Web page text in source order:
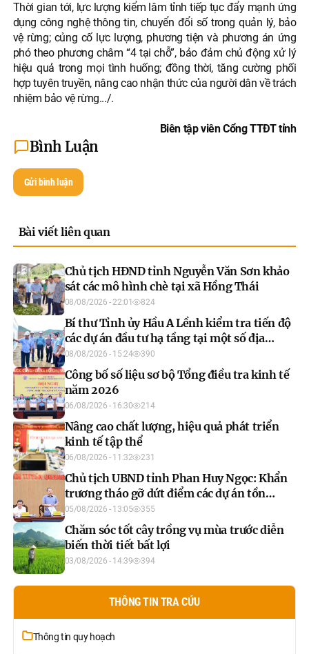
Thời gian tới, lực lượng kiểm lâm tỉnh tiếp tục đẩy mạnh ứng
dụng công nghệ thông tin, chuyển đổi số trong quản lý, bảo
vệ rừng; củng cố lực lượng, phương tiện và phương án ứng
phó theo phương châm “4 tại chỗ”, bảo đảm chủ động xử lý
hiệu quả trong mọi tình huống; đồng thời, tăng cường phối
hợp tuyên truyền, nâng cao nhận thức của người dân về trách
nhiệm bảo vệ rừng.../.
Biên tập viên Cổng TTĐT tỉnh
Bình Luận
Gửi bình luận
Bài viết liên quan
Chủ tịch HĐND tỉnh Nguyễn Văn Sơn khảo
sát các mô hình chè tại xã Hồng Thái
08/08/2026 - 22:01 824
Bí thư Tỉnh ủy Hầu A Lềnh kiểm tra tiến độ
các dự án đầu tư hạ tầng tại một số địa
phương
08/08/2026 - 15:24 390
Công bố số liệu sơ bộ Tổng điều tra kinh tế
năm 2026
06/08/2026 - 16:30 214
Nâng cao chất lượng, hiệu quả phát triển
kinh tế tập thể
06/08/2026 - 11:32 231
Chủ tịch UBND tỉnh Phan Huy Ngọc: Khẩn
trương tháo gỡ dứt điểm các dự án tồn
đọng, đẩy nhanh xây dựng cơ sở dữ liệu đất
đai
05/08/2026 - 13:05 355
Chăm sóc tốt cây trồng vụ mùa trước diễn
biến thời tiết bất lợi
03/08/2026 - 14:39 394
THÔNG TIN TRA CỨU
Thông tin quy hoạch